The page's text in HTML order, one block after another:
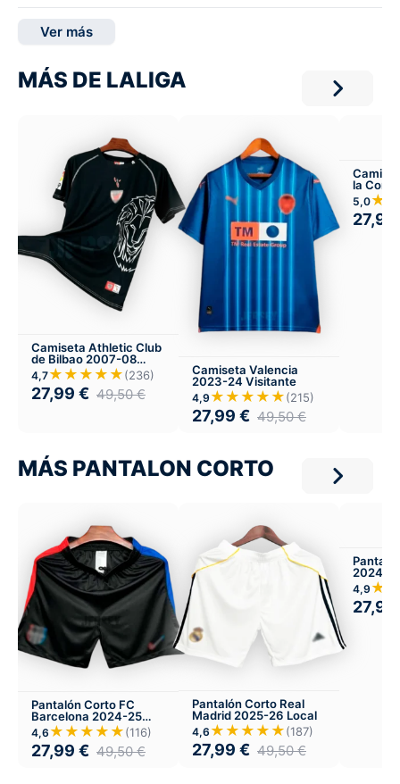
Ver más
MÁS DE LALIGA
Camiseta Athletic Club
de Bilbao 2007-08
Visitante
4,7★★★★★(236)
27,99 € 49,50€
Camiseta Valencia
2023-24 Visitante
4,9 ★★★★★(215)
27,99 € 49,50€
la
5,0
27,99
MÁS PANTALON CORTO
Pantalón Corto FC
Barcelona 2024-25
Visitante
4,6 ★★★★★(116)
27,99 € 49,50€
Pantalón Corto Real
Madrid 2025-26 Local
4,6 ★★★★★(187)
27,99 € 49,50€
2024
4,9
27,99